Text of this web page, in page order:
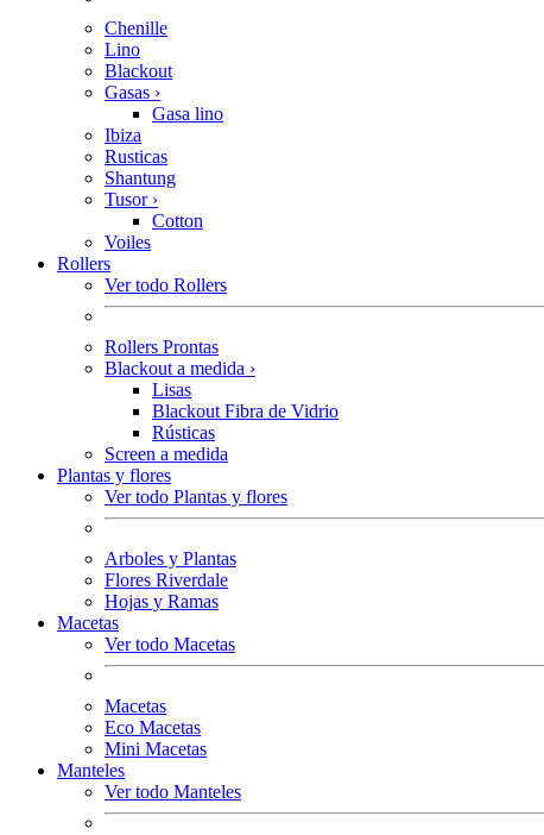
Chenille
Lino
Blackout
Gasas ›
Gasa lino
Ibiza
Rusticas
Shantung
Tusor ›
Cotton
Voiles
Rollers
Ver todo Rollers
Rollers Prontas
Blackout a medida ›
Lisas
Blackout Fibra de Vidrio
Rústicas
Screen a medida
Plantas y flores
Ver todo Plantas y flores
Arboles y Plantas
Flores Riverdale
Hojas y Ramas
Macetas
Ver todo Macetas
Macetas
Eco Macetas
Mini Macetas
Manteles
Ver todo Manteles